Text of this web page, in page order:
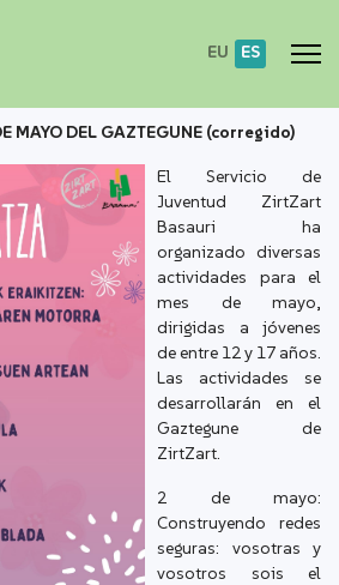
EU ES
ZART
KONTAKETAK
MAYO DEL GAZTEGUNE (corregido)
El Servicio de
Juventud ZirtZart
Basauri ha
organizado diversas
actividades para el
mes de mayo,
dirigidas a jóvenes
de entre 12 y 17 años.
Las actividades se
desarrollarán en el
Gaztegune de
ZirtZart.
2 de mayo:
Construyendo redes
seguras: vosotras y
vosotros sois el